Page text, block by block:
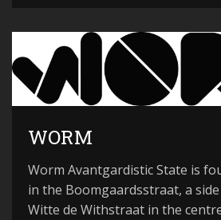
WORM
Worm Avantgardistic State is
in the Boomgaardsstraat, a
Witte de Withstraat in the